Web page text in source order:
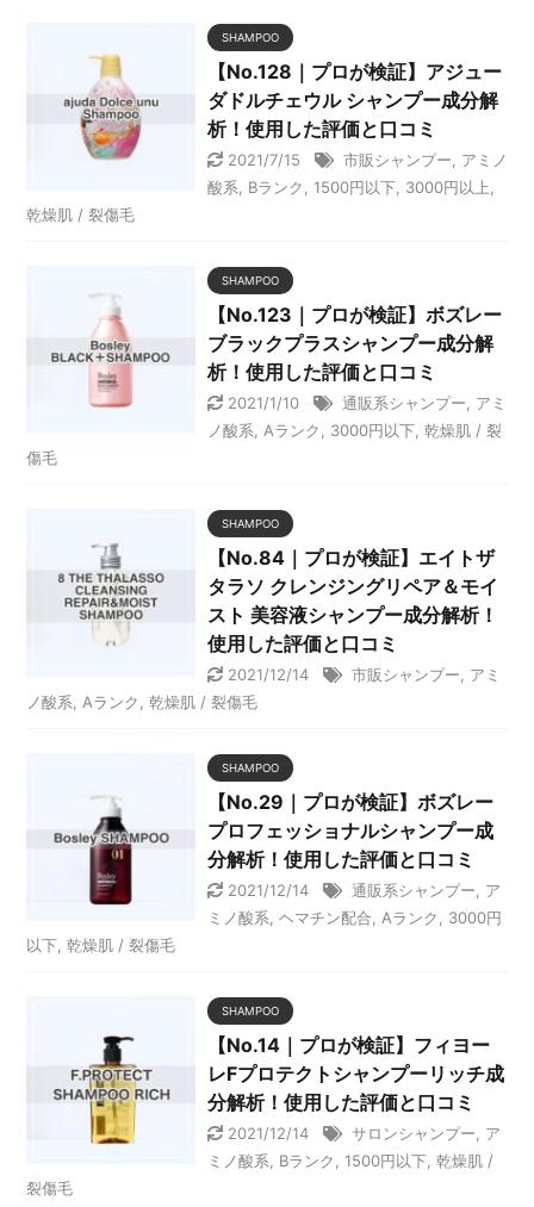
SHAMPOO
【No.128｜プロが検証】アジュー
ダドルチェウル シャンプー成分解
析！使用した評価と口コミ
2021/7/15 市販シャンプー
アミノ
酸系
Bランク 1500円以下, 3000円以上
乾燥肌 / 裂傷毛
SHAMPOO
【No.123｜プロが検証】ボズレー
ブラックプラスシャンプー成分解
析！使用した評価と口コミ
2021/1/10 通販系シャンプー
アミ
ノ酸系
Aランク 3000円以下, 乾燥肌 / 裂
傷毛
SHAMPOO
【No.84｜プロが検証】エイトザ
タラソ クレンジングリペア＆モイ
スト 美容液シャンプー成分解析！
使用した評価と口コミ
2021/12/14 市販シャンプー
アミ
ノ酸系
Aランク ,乾燥肌 / 裂傷毛
SHAMPOO
【No.29｜プロが検証】ボズレー
プロフェッショナルシャンプー成
分解析！使用した評価と口コミ
2021/12/14 通販系シャンプー
ア
ミノ酸系 ヘマチン配合 Aランク
3000円
以下 ,乾燥肌 / 裂傷毛
SHAMPOO
【No.14｜プロが検証】フィヨー
レFプロテクトシャンプーリッチ成
分解析！使用した評価と口コミ
2021/12/14 サロンシャンプー
ア
ミノ酸系
Bランク 1500円以下, 乾燥肌 /
裂傷毛